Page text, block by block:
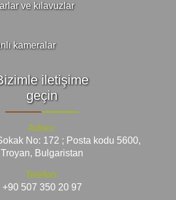
ve kılavuzlar
kameralar
iletişime
geçin
Adres:
No: 172 ; Posta kodu 5600,
Troyan, Bulgaristan
Telefon:
+90 507 350 20 97